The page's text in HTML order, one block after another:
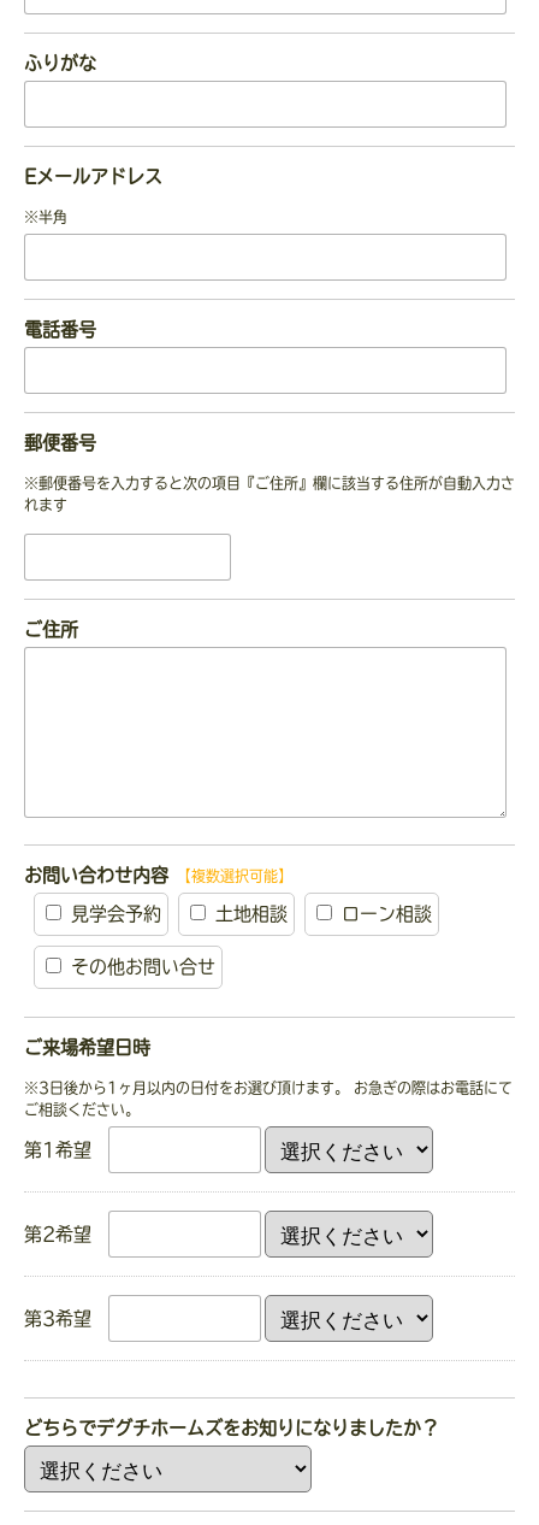
ふりがな
Eメールアドレス
※半角
電話番号
郵便番号
※郵便番号を入力すると次の項目『ご住所』欄に該当する住所が自動入力さ
れます
ご住所
お問い合わせ内容 【複数選択可能】
見学会予約 土地相談 ローン相談
その他お問い合せ
ご来場希望日時
※3日後から1ヶ月以内の日付をお選び頂けます。
お急ぎの際はお電話にて
ご相談ください。
第1希望
第2希望
第3希望
どちらでデグチホームズをお知りになりましたか？